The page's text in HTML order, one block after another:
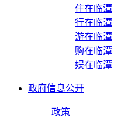
住在临潭
行在临潭
游在临潭
购在临潭
娱在临潭
政府信息公开
政策